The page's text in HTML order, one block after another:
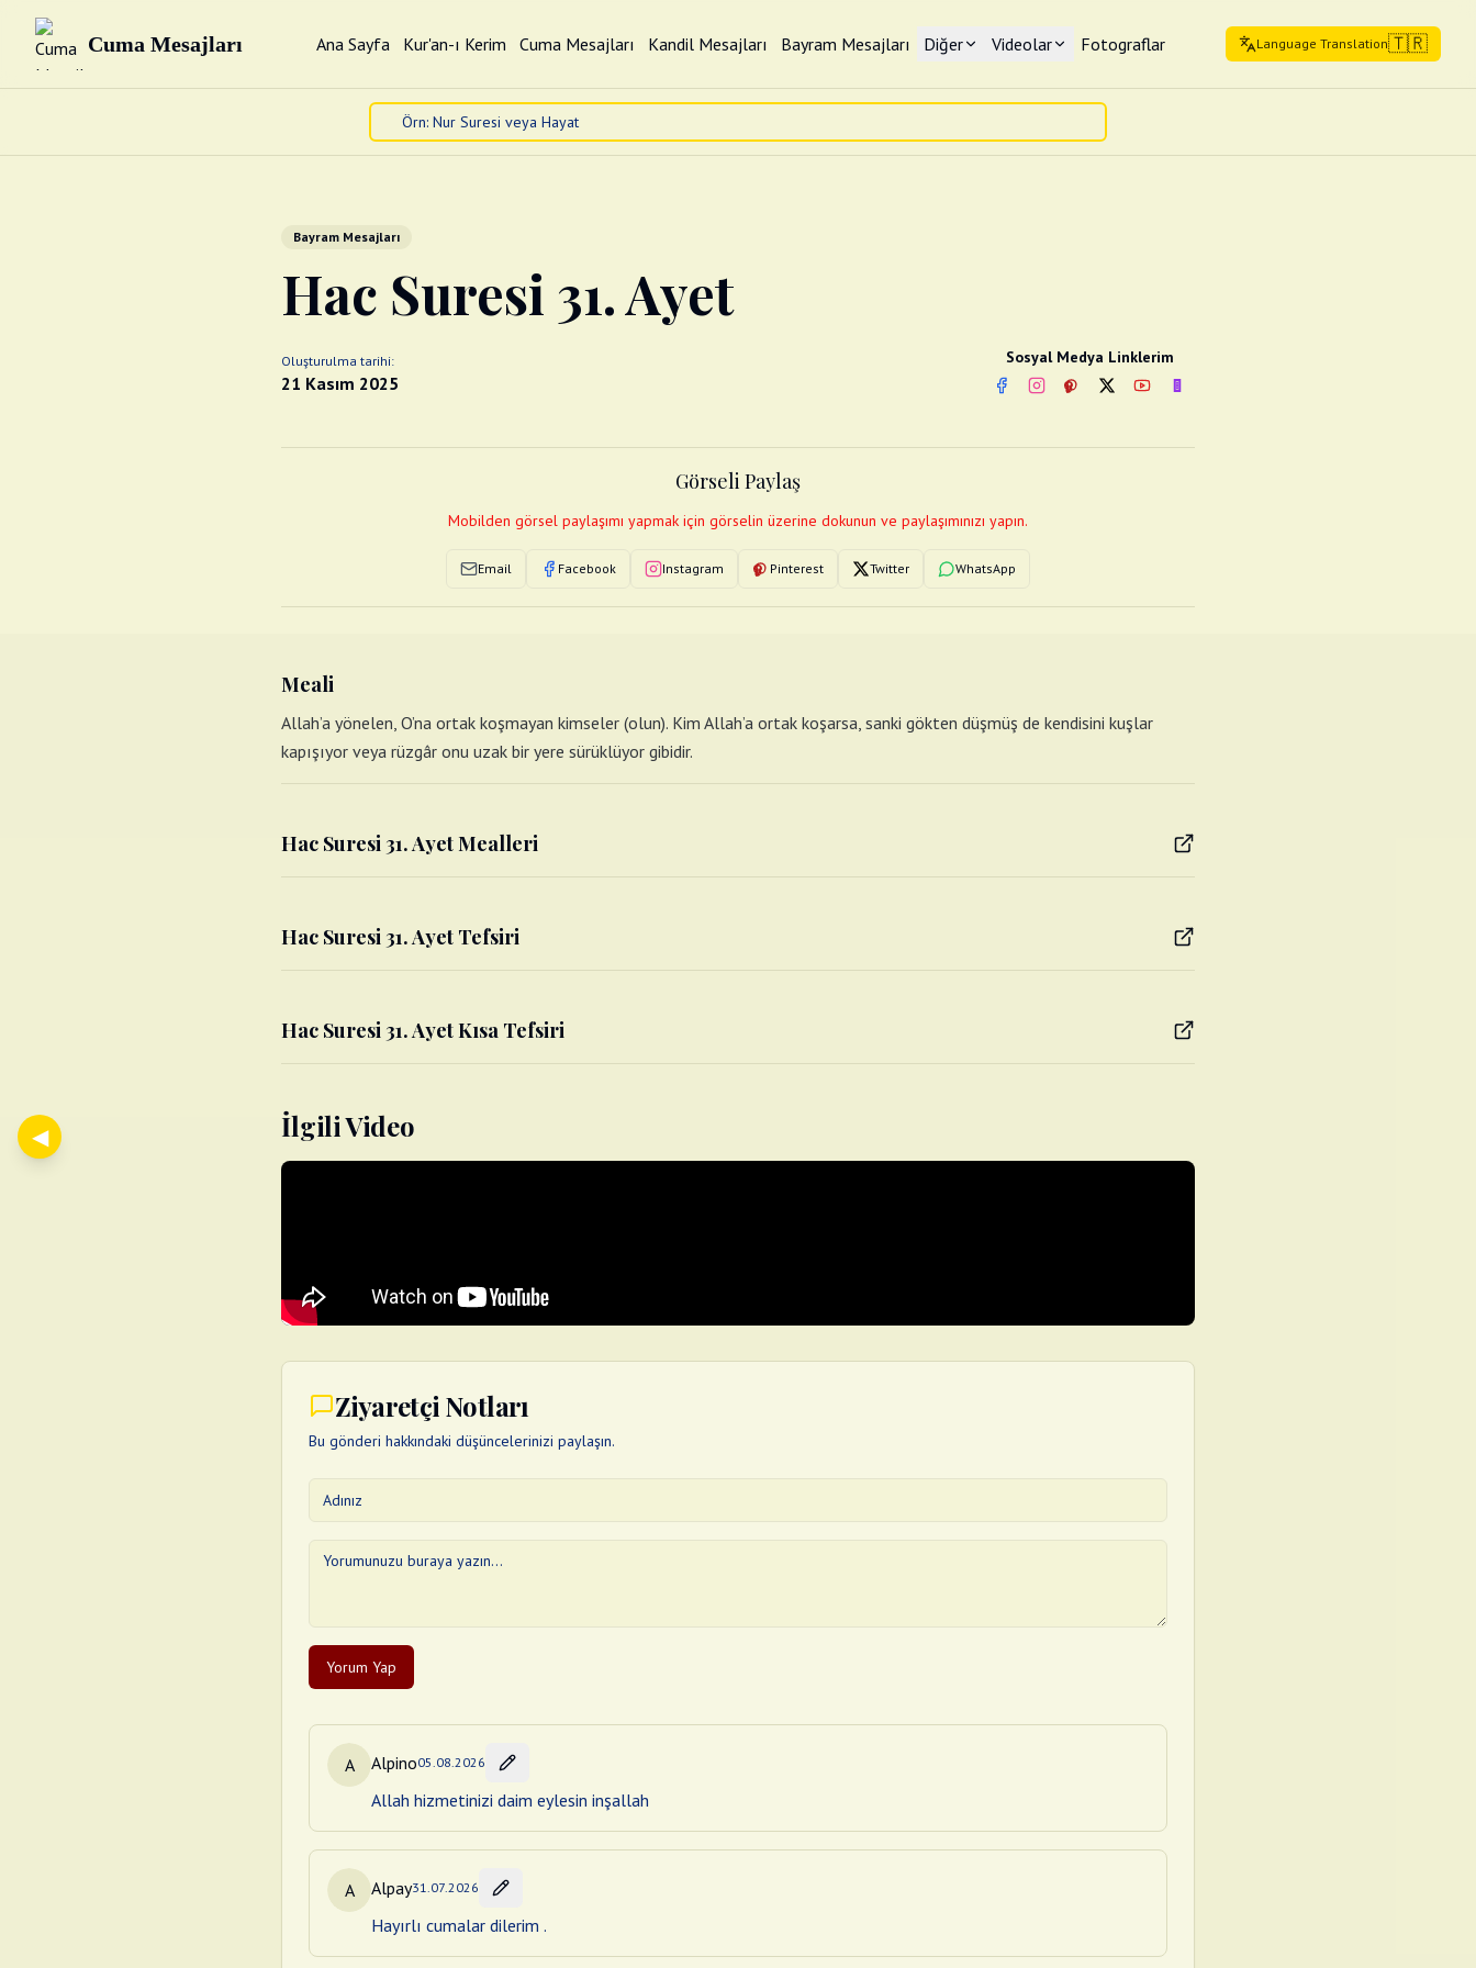
Cuma Mesajları Ana Sayfa Kur'an-ı Kerim Cuma Mesajları Kandil Mesajları Bayram Mesajları Diğer Videolar Fotograflar Language Translation🇹🇷
Bayram Mesajları
Hac Suresi 31. Ayet
Oluşturulma tarihi:
21 Kasım 2025
Sosyal Medya Linklerim
FacebookInstagram
PinterestTwitterYouTubenextsosyal
Görseli Paylaş
Mobilden görsel paylaşımı yapmak için görselin üzerine dokunun ve paylaşımınızı yapın.
Email Facebook Instagram Pinterest Twitter WhatsApp
Meali
Allah’a yönelen, O’na ortak koşmayan kimseler (olun). Kim Allah’a ortak koşarsa, sanki gökten düşmüş de kendisini kuşlar
kapışıyor veya rüzgâr onu uzak bir yere sürüklüyor gibidir.
Hac Suresi 31. Ayet Mealleri
Hac Suresi 31. Ayet Tefsiri
Hac Suresi 31. Ayet Kısa Tefsiri
İlgili Video
Ziyaretçi Notları
Bu gönderi hakkındaki düşüncelerinizi paylaşın.
Yorum Yap
A Alpino05.08.2026
Allah hizmetinizi daim eylesin inşallah
A Alpay31.07.2026
Hayırlı cumalar dilerim .
◀